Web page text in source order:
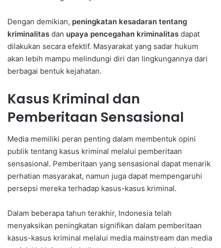
Dengan demikian, peningkatan kesadaran tentang
kriminalitas dan upaya pencegahan kriminalitas dapat
dilakukan secara efektif. Masyarakat yang sadar hukum
akan lebih mampu melindungi diri dan lingkungannya dari
berbagai bentuk kejahatan.
Kasus Kriminal dan
Pemberitaan Sensasional
Media memiliki peran penting dalam membentuk opini
publik tentang kasus kriminal melalui pemberitaan
sensasional. Pemberitaan yang sensasional dapat menarik
perhatian masyarakat, namun juga dapat mempengaruhi
persepsi mereka terhadap kasus-kasus kriminal.
Dalam beberapa tahun terakhir, Indonesia telah
menyaksikan peningkatan signifikan dalam pemberitaan
kasus-kasus kriminal melalui media mainstream dan media